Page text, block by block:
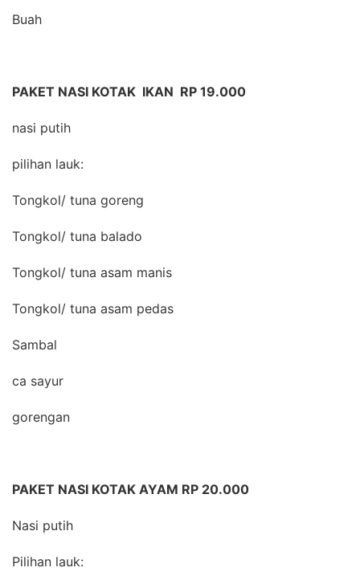
Buah
PAKET NASI KOTAK IKAN RP 19.000
nasi putih
pilihan lauk:
Tongkol/ tuna goreng
Tongkol/ tuna balado
Tongkol/ tuna asam manis
Tongkol/ tuna asam pedas
Sambal
ca sayur
gorengan
PAKET NASI KOTAK AYAM RP 20.000
Nasi putih
Pilihan lauk: